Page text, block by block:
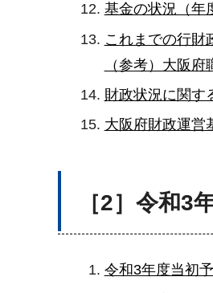
基金の状況（年
これまでの行財
（参考）大阪
財政状況に関す
大阪府財政運営
［2］令和3
令和3年度当初